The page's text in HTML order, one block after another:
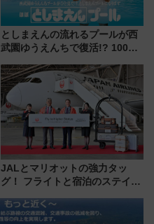
としまえんの流れるプールが西
武園ゆうえんちで復活!? 100周
イダー」に注目 2026年夏は所
沢へ遊びに行こう
JALとマリオットの強力タッ
グ！ フライトと宿泊のステイタ
上級会員資格を効率よく獲得す
る方法を解説